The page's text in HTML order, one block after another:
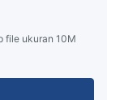
file ukuran 10M